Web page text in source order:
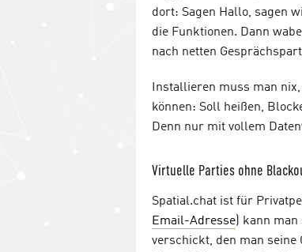
dort: Sagen Hallo, sagen
die Funktionen. Dann
nach netten
Installieren muss man
können: Soll heißen,
Denn nur mit vollem
Virtuelle Parties ohne
Spatial.chat ist für
Email-Adresse ) kann
verschickt, den man